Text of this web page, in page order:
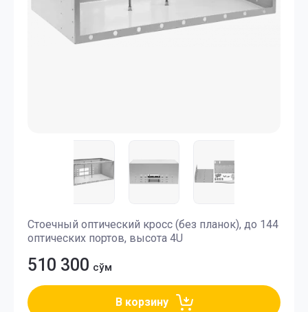
Стоечный оптический кросс (без планок), до 144
оптических портов, высота 4U
510 300 сўм
В корзину